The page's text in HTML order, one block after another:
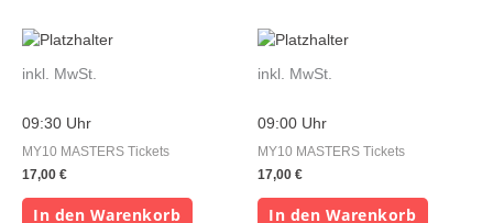
inkl. MwSt.
09:30 Uhr
MY10 MASTERS Tickets
17,00 €
In den Warenkorb
inkl. MwSt.
09:00 Uhr
MY10 MASTERS Tickets
17,00 €
In den Warenkorb